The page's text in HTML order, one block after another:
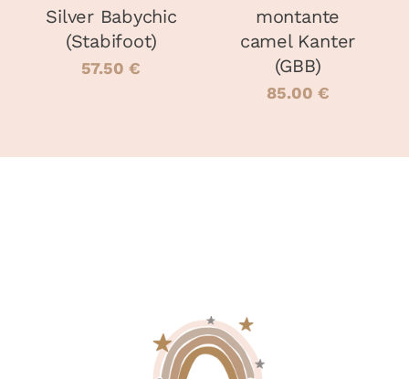
ÊTRE
CHOISIES
SUR
LA
Silver Babychic
(Stabifoot)
57.50€
ÊTRE
CHOISIES
SUR
LA
DU
montante
camel Kanter
(GBB)
85.00 €